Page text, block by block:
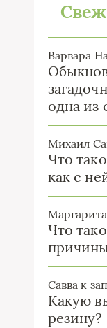
Варвара
одна из
Михаил
Что
как с
Маргарита
Что
Савва к
Какую
резину?